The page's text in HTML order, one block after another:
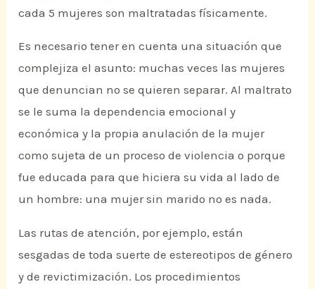
cada 5 mujeres son maltratadas físicamente.
Es necesario tener en cuenta una situación que
complejiza el asunto: muchas veces las mujeres
que denuncian no se quieren separar. Al maltrato
se le suma la dependencia emocional y
económica y la propia anulación de la mujer
como sujeta de un proceso de violencia o porque
fue educada para que hiciera su vida al lado de
un hombre: una mujer sin marido no es nada.
Las rutas de atención, por ejemplo, están
sesgadas de toda suerte de estereotipos de género
y de revictimización. Los procedimientos